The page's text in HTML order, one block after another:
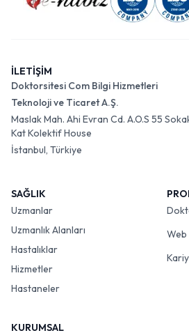
İLETİŞİM
Doktorsitesi Com Bilgi Hizmetleri
Teknoloji ve Ticaret A.Ş.
Maslak Mah. Ahi Evran Cd. A.O.S 55
Kat Kolektif House
İstanbul, Türkiye
SAĞLIK
Uzmanlar
Uzmanlık Alanları
Hastalıklar
Hizmetler
Hastaneler
Web
KURUMSAL